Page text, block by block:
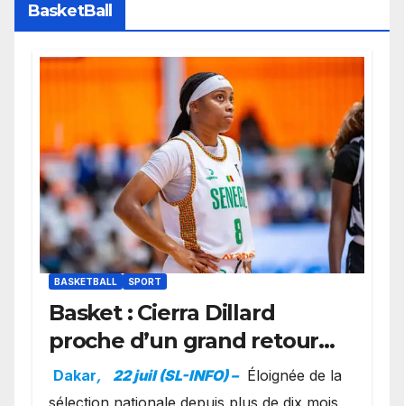
BasketBall
BASKETBALL SPORT
Basket : Cierra Dillard
proche d’un grand retour
avec les Lionnes ?
Dakar, 22 juil (SL-INFO) – Éloignée de la